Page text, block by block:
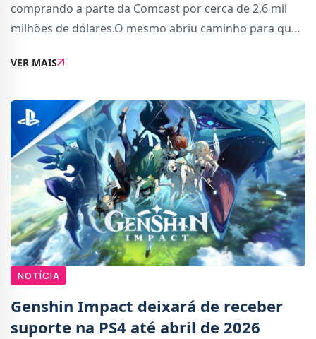
comprando a parte da Comcast por cerca de 2,6 mil
milhões de dólares.O mesmo abriu caminho para que
planeado para que em 2026 a app Hulu deixe de ser
VER MAIS
NOTÍCIA
Genshin Impact deixará de receber
suporte na PS4 até abril de 2026